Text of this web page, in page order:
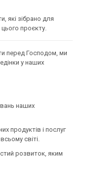
які зібрано для
проєкту.
перед Господом, ми
у наших
наших
продуктів і послуг
світі.
розвиток, яким